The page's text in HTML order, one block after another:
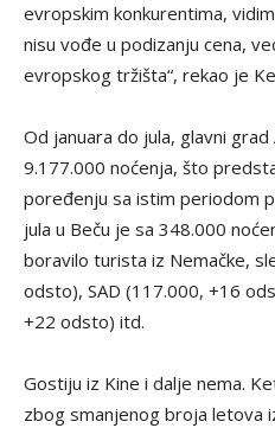
evropskim konkurentima,
nisu vođe u podizanju cena,
evropskog tržišta“, rekao je
Od januara do jula, glavni
9.177.000 noćenja, što
poređenju sa istim periodom
jula u Beču je sa 348.000
boravilo turista iz Nemačke,
odsto), SAD (117.000, +16
+22 odsto) itd.
Gostiju iz Kine i dalje nema.
zbog smanjenog broja letova